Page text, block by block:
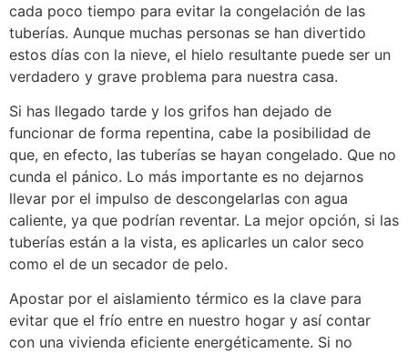
cada poco tiempo para evitar la congelación de las
tuberías. Aunque muchas personas se han divertido
estos días con la nieve, el hielo resultante puede ser un
verdadero y grave problema para nuestra casa.
Si has llegado tarde y los grifos han dejado de
funcionar de forma repentina, cabe la posibilidad de
que, en efecto, las tuberías se hayan congelado. Que no
cunda el pánico. Lo más importante es no dejarnos
llevar por el impulso de descongelarlas con agua
caliente, ya que podrían reventar. La mejor opción, si las
tuberías están a la vista, es aplicarles un calor seco
como el de un secador de pelo.
Apostar por el aislamiento térmico es la clave para
evitar que el frío entre en nuestro hogar y así contar
con una vivienda eficiente energéticamente. Si no